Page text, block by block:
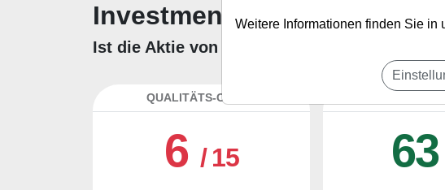
Investment-Check:
Ist die Aktie von Viasat zum Kaufen und
QUALITÄTS-CHECK
6 / 15 63
Weitere Informationen finden Sie in